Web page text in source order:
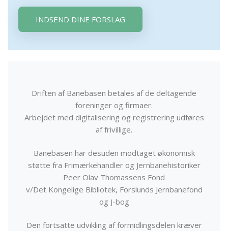
INDSEND DINE FORSLAG
Driften af Banebasen betales af de deltagende
foreninger og firmaer.
Arbejdet med digitalisering og registrering udføres
af frivillige.
Banebasen har desuden modtaget økonomisk
støtte fra Frimærkehandler og Jernbanehistoriker
Peer Olav Thomassens Fond
v/Det Kongelige Bibliotek, Forslunds Jernbanefond
og J-bog
Den fortsatte udvikling af formidlingsdelen kræver